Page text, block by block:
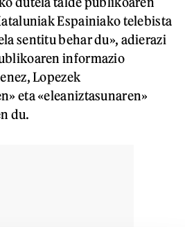
Espainiako telebista
sentitu behar du», adierazi
informazio
Lopezek
eta «eleaniztasunaren»
du.